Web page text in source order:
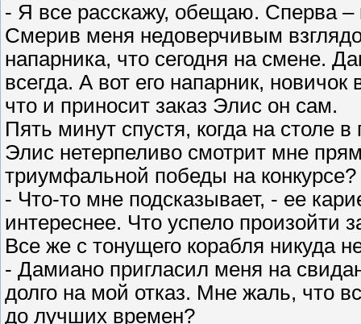
- Я все расскажу, обещаю. Сперва –
Смерив меня недоверчивым
напарника, что сегодня на смене.
всегда. А вот его напарник,
что и приносит заказ Элис он сам.
Пять минут спустя, когда на столе
Элис нетерпеливо смотрит мне
триумфальной победы на
- Что-то мне подсказывает, - ее
интереснее. Что успело произойти
Все же с тонущего корабля никуда
- Дамиано пригласил меня на
долго на мой отказ. Мне жаль, что
до лучших времен?